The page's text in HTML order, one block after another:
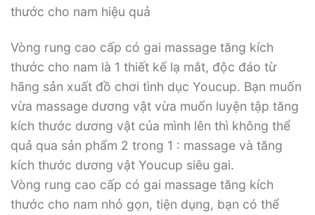
thước cho nam hiệu quả
Vòng rung cao cấp có gai massage tăng kích
thước cho nam là 1 thiết kế lạ mắt, độc đáo từ
hãng sản xuất đồ chơi tình dục Youcup. Bạn muốn
vừa massage dương vật vừa muốn luyện tập tăng
kích thước dương vật của mình lên thì không thể
quả qua sản phẩm 2 trong 1 : massage và tăng
kích thước dương vật Youcup siêu gai.
Vòng rung cao cấp có gai massage tăng kích
thước cho nam nhỏ gọn, tiện dụng, bạn có thể